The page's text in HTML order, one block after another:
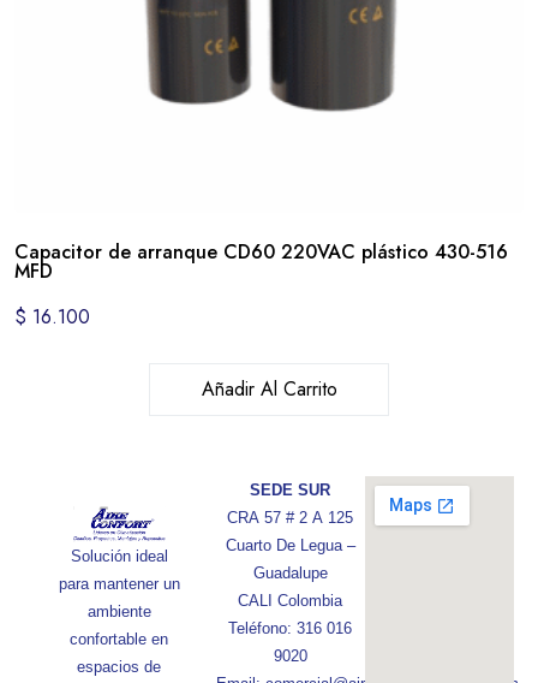
Capacitor de arranque CD60 220VAC plástico 430-516
MFD
$ 16.100
Añadir Al Carrito
Solución ideal
para mantener un
ambiente
confortable en
espacios de
SEDE SUR
CRA 57 # 2 A 125
Cuarto De Legua –
Guadalupe
CALI Colombia
Teléfono: 316 016
9020